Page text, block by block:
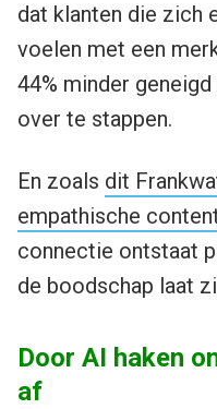
dat klanten die zich
voelen met een
44% minder
over te stappen.
En zoals dit
empathische
connectie ontstaat
de boodschap laat
Door AI haken
af